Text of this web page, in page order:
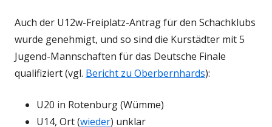
Auch der U12w-Freiplatz-Antrag für den Schachklubs
wurde genehmigt, und so sind die Kurstädter mit 5
Jugend-Mannschaften für das Deutsche Finale
qualifiziert (vgl. Bericht zu Oberbernhards):
U20 in Rotenburg (Wümme)
U14, Ort (wieder) unklar